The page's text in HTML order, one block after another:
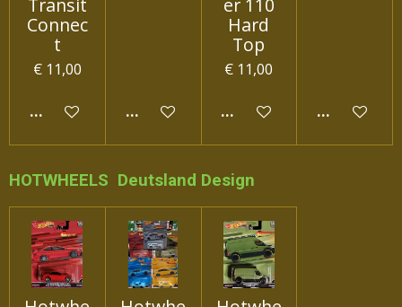
Connec
t
€ 11,00
IN WINKELWAGENIN WINKELWAGEN
Hard
Top
€ 11,00
IN WINKELWAGEN
IN
HOTWHEELS Deutsland Design